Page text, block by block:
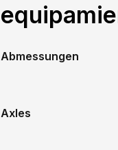
Abmessungen
Axles